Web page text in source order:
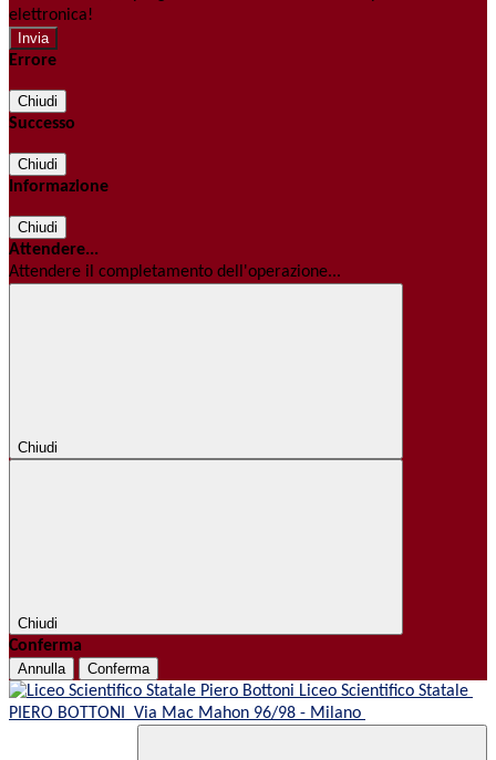
elettronica!
Errore
Chiudi
Successo
Chiudi
Informazione
Chiudi
Attendere...
Attendere il completamento dell'operazione...
Chiudi
Chiudi
Conferma
Annulla Conferma
Liceo Scientifico Statale
PIERO BOTTONI Via Mac Mahon 96/98 - Milano